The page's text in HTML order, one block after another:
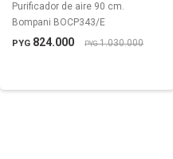
Purificador de aire 90 cm.
Bompani BOCP343/E
PYG 824.000 PYG1.030.000